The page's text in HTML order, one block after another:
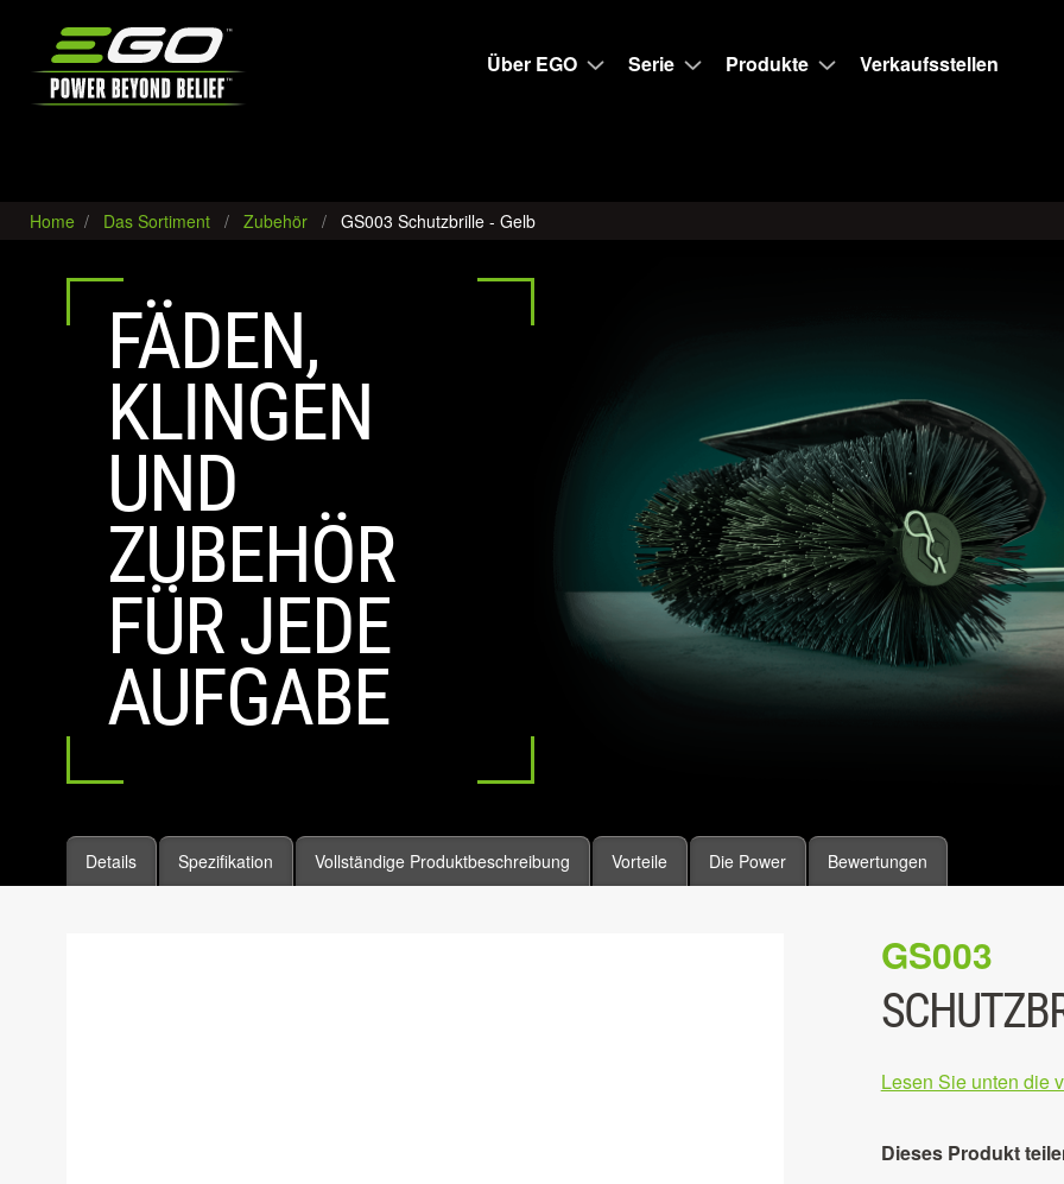
Über EGO
Serie Produkte Verkaufsstellen
Home Das Sortiment Zubehör GS003 Schutzbrille - Gelb
FÄDEN,
KLINGEN
UND
ZUBEHÖR
FÜR JEDE
AUFGABE
Details Spezifikation Vollständige Produktbeschreibung Vorteile Die Power Bewertungen
GS003
Lesen Sie unten die
Dieses Produkt